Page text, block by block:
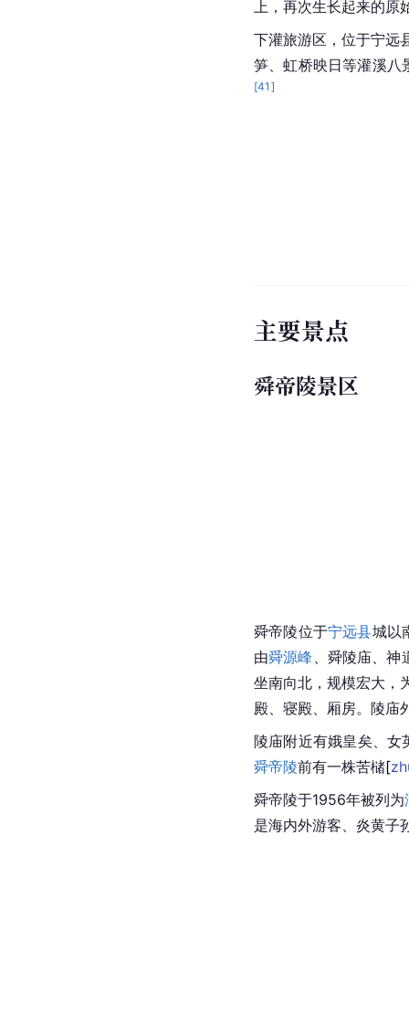
上，再次生长起来的原
下灌旅游区，位于宁远
笋、虹桥映日等灌溪八
[41 ]
主要景点
舜帝陵景区
舜帝陵位于宁远县城以
由舜源峰 、舜陵庙、神
坐南向北，规模宏大，
殿、 寝殿、厢房。陵庙
陵庙附近有娥皇矣、女
舜帝陵前有一株苦槠[
舜帝陵于1956年被列为
是海内外游客、炎黄子